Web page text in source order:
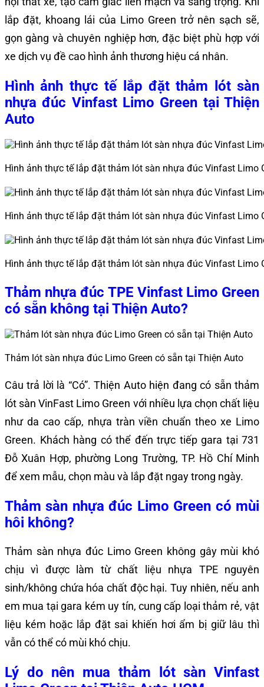
lắp đặt, khoang lái của Limo Green trở nên sạch sẽ,
gọn gàng và chuyên nghiệp hơn, đặc biệt phù hợp với
xe dịch vụ đề cao hình ảnh thương hiệu cá nhân.
Hình ảnh thực tế lắp đặt thảm lót sàn
nhựa đúc Vinfast Limo Green tại Thiện
Auto
Hình ảnh thực tế lắp đặt thảm lót sàn nhựa đúc Vinfast Limo
Hình ảnh thực tế lắp đặt thảm lót sàn nhựa đúc Vinfast Limo
Hình ảnh thực tế lắp đặt thảm lót sàn nhựa đúc Vinfast Limo
Thảm nhựa đúc TPE Vinfast Limo Green
có sẵn không tại Thiện Auto?
Thảm lót sàn nhựa đúc Limo Green có sẵn tại Thiện Auto
Câu trả lời là “Có”. Thiện Auto hiện đang có sẵn thảm
lót sàn VinFast Limo Green với nhiều lựa chọn chất liệu
như da cao cấp, nhựa tràn viền chuẩn theo xe Limo
Green. Khách hàng có thể đến trực tiếp gara tại 731
Đỗ Xuân Hợp, phường Long Trường, TP. Hồ Chí Minh
để xem mẫu, chọn màu và lắp đặt ngay trong ngày.
Thảm sàn nhựa đúc Limo Green có mùi
hôi không?
Thảm sàn nhựa đúc Limo Green không gây mùi khó
chịu vì được làm từ chất liệu nhựa TPE nguyên
sinh/không chứa hóa chất độc hại. Tuy nhiên, nếu anh
em mua tại gara kém uy tín, cung cấp loại thảm rẻ, vật
liệu kém hoặc lắp đặt sai khiến hơi ẩm bị giữ lâu thì
vẫn có thể có mùi khó chịu.
Lý do nên mua thảm lót sàn Vinfast